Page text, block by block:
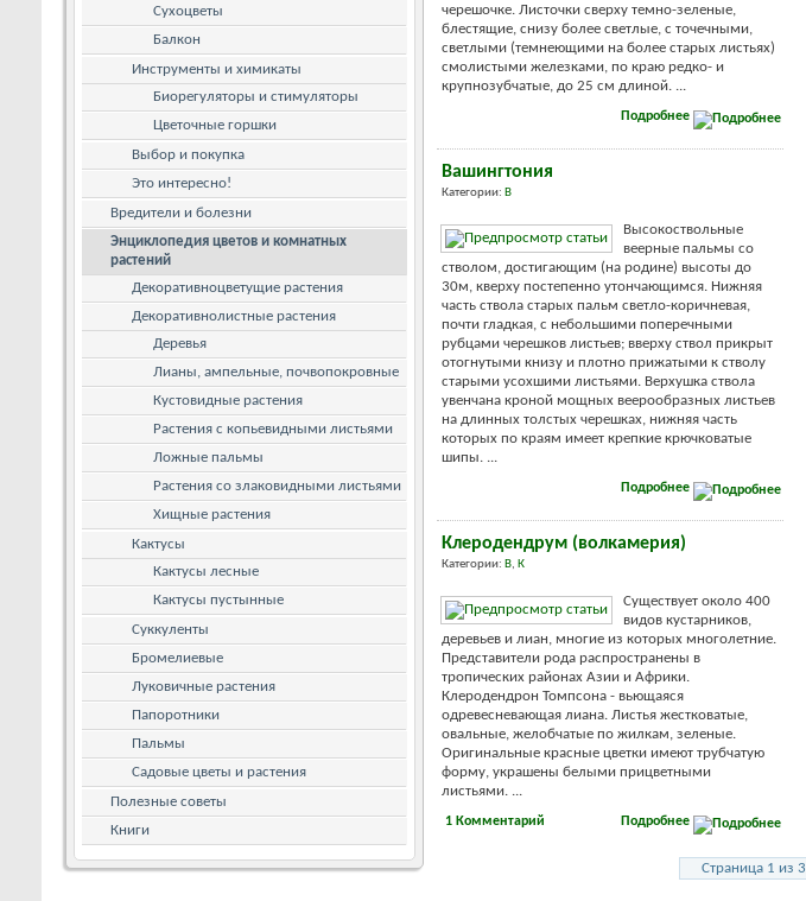
черешочке. Листочки сверху темно-зеленые,
блестящие, снизу более светлые, с точечными,
светлыми (темнеющими на более старых листьях)
смолистыми железками, по краю редко- и
крупнозубчатые, до 25 см длиной. ...
Подробнее
Вашингтония
Категории: В
Высокоствольные
веерные пальмы со
стволом, достигающим (на родине) высоты до
30м, кверху постепенно утончающимся. Нижняя
часть ствола старых пальм светло-коричневая,
почти гладкая, с небольшими поперечными
рубцами черешков листьев; вверху ствол прикрыт
отогнутыми книзу и плотно прижатыми к стволу
старыми усохшими листьями. Верхушка ствола
увенчана кроной мощных веерообразных листьев
на длинных толстых черешках, нижняя часть
которых по краям имеет крепкие крючковатые
шипы. ...
Подробнее
Клеродендрум (волкамерия)
Категории: В, К
Существует около 400
видов кустарников,
деревьев и лиан, многие из которых многолетние.
Представители рода распространены в
тропических районах Азии и Африки.
Клеродендрон Томпсона - вьющаяся
одревесневающая лиана. Листья жестковатые,
овальные, желобчатые по жилкам, зеленые.
Оригинальные красные цветки имеют трубчатую
форму, украшены белыми прицветными
листьями. ...
Подробнее
1 Комментарий
Страница 1 из 3
Сухоцветы
Балкон
Инструменты и химикаты
Биорегуляторы и стимуляторы
Цветочные горшки
Выбор и покупка
Это интересно!
Вредители и болезни
Энциклопедия цветов и комнатных
растений
Декоративноцветущие растения
Декоративнолистные растения
Деревья
Лианы, ампельные, почвопокровные
Кустовидные растения
Растения с копьевидными листьями
Ложные пальмы
Растения со злаковидными листьями
Хищные растения
Кактусы
Кактусы лесные
Кактусы пустынные
Суккуленты
Бромелиевые
Луковичные растения
Папоротники
Пальмы
Садовые цветы и растения
Полезные советы
Книги